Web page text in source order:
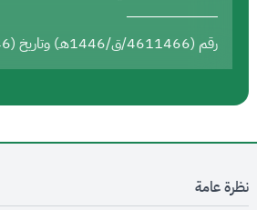
رقم (4611466/ق/1446هـ) وتاريخ (15/02/1446هـ)
نظرة عامة